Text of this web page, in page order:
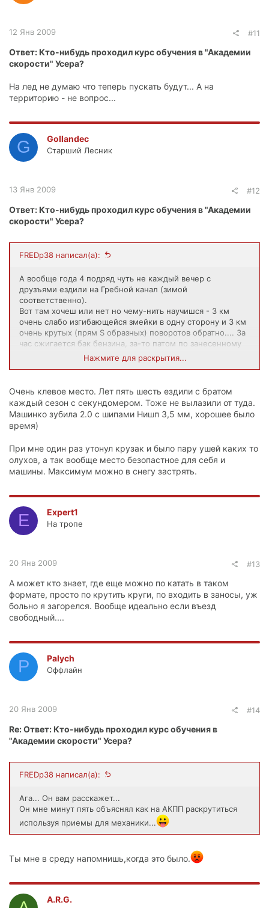
12 Янв 2009 #11
Ответ: Кто-нибудь проходил курс обучения в "Академии
скорости" Усера?
На лед не думаю что теперь пускать будут... А на
территорию - не вопрос...
G Gollandec
Старший Лесник
13 Янв 2009 #12
Ответ: Кто-нибудь проходил курс обучения в "Академии
скорости" Усера?
FREDp38 написал(а):
А вообще года 4 подряд чуть не каждый вечер с
друзъями ездили на Гребной канал (зимой
соответственно).
Вот там хочеш или нет но чему-нить научишся - 3 км
очень слабо изгибающейся змейки в одну сторону и 3 км
очень крутых (прям S образных) поворотов обратно.... За
час сжигается бак бензина, за-то патом по занесенному
снегом и обледеневшему асфальту едеш аки по
Жалко что там пара-тройка машин утануло - не пускают
нонче туды...
Нажмите для раскрытия...
Очень клевое место. Лет пять шесть ездили с братом
каждый сезон с секундомером. Тоже не вылазили от туда.
Машинко зубила 2.0 с шипами Нишп 3,5 мм, хорошее было
время)
При мне один раз утонул крузак и было пару ушей каких то
олухов, а так вообще место безопастное для себя и
машины. Максимум можно в снегу застрять.
E Expert1
На тропе
20 Янв 2009 #13
А может кто знает, где еще можно по катать в таком
формате, просто по крутить круги, по входить в заносы, уж
больно я загорелся. Вообще идеально если въезд
свободный....
P Palych
Оффлайн
20 Янв 2009 #14
Re: Ответ: Кто-нибудь проходил курс обучения в
"Академии скорости" Усера?
FREDp38 написал(а):
Ага... Он вам расскажет...
Он мне минут пять объяснял как на АКПП раскрутиться
используя приемы для механики...
Ты мне в среду напомнишь,когда это было.
A.R.G.